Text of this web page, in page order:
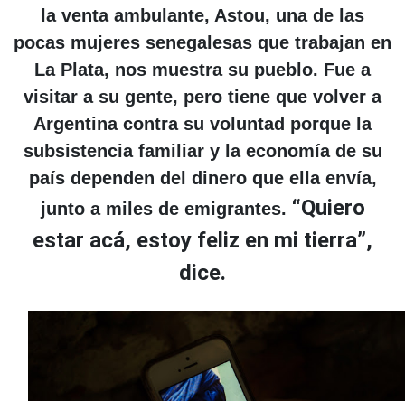
la venta ambulante, Astou, una de las
pocas mujeres senegalesas que trabajan en
La Plata, nos muestra su pueblo. Fue a
visitar a su gente, pero tiene que volver a
Argentina contra su voluntad porque la
subsistencia familiar y la economía de su
país dependen del dinero que ella envía,
junto a miles de emigrantes. “Quiero
estar acá, estoy feliz en mi tierra”,
dice.